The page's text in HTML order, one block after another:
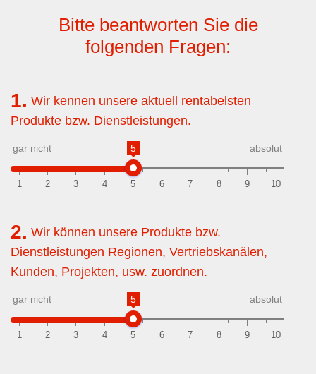
Bitte beantworten Sie die
folgenden Fragen:
1. Wir kennen unsere aktuell rentabelsten
Produkte bzw. Dienstleistungen.
5
1 2 3 4 5 6 7 8 9 10
gar nicht absolut
2. Wir können unsere Produkte bzw.
Dienstleistungen Regionen, Vertriebskanälen,
Kunden, Projekten, usw. zuordnen.
5
1 2 3 4 5 6 7 8 9 10
gar nicht absolut